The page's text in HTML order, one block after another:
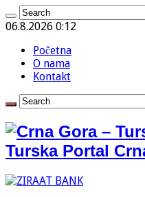
06.8.2026 0:12
Početna
O nama
Kontakt
Turska Portal